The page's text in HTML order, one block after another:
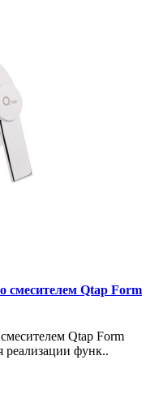
смесителем Qtap Form
Qtap Form
функ..